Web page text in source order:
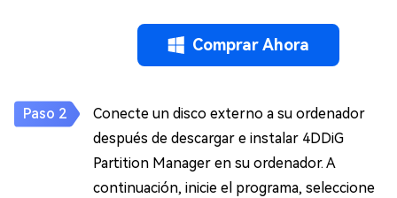
Comprar Ahora
Conecte un disco externo a su ordenador
después de descargar e instalar 4DDiG
Partition Manager en su ordenador. A
continuación, inicie el programa, seleccione